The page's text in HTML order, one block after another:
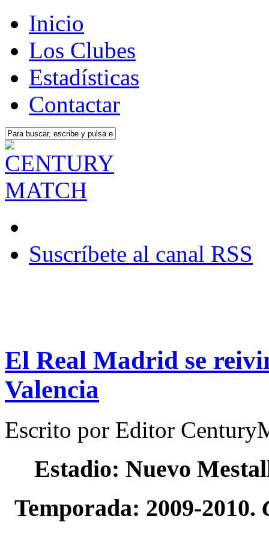
Inicio
Los Clubes
Estadísticas
Contactar
Suscríbete al canal RSS
El Real Madrid se
Valencia
Escrito por Editor
Estadio: Nuevo
Temporada: 2009-2010.